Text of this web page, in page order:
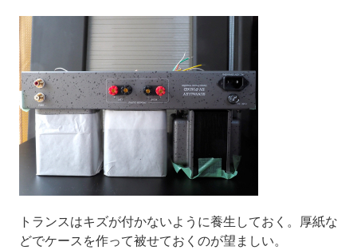
トランスはキズが付かないように養生しておく。厚紙な
どでケースを作って被せておくのが望ましい。